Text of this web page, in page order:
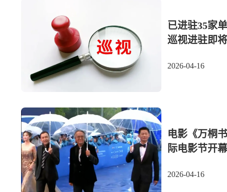
已进驻35家
巡视进驻即
2026-04-16
电影《万桐
际电影节开
2026-04-16